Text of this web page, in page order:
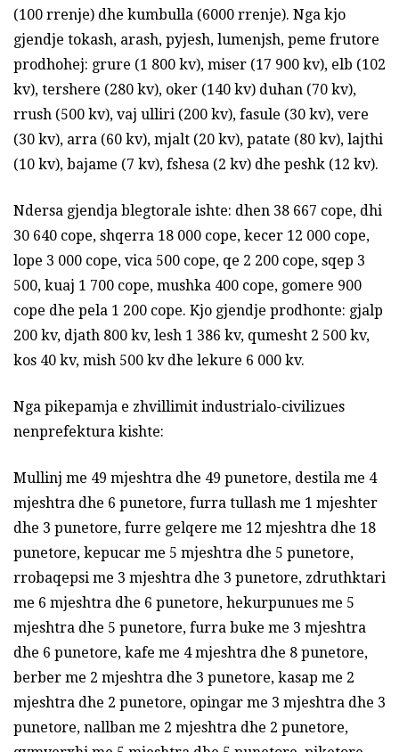
(100 rrenje) dhe kumbulla (6000 rrenje). Nga kjo
gjendje tokash, arash, pyjesh, lumenjsh, peme frutore
prodhohej: grure (1 800 kv), miser (17 900 kv), elb (102
kv), tershere (280 kv), oker (140 kv) duhan (70 kv),
rrush (500 kv), vaj ulliri (200 kv), fasule (30 kv), vere
(30 kv), arra (60 kv), mjalt (20 kv), patate (80 kv), lajthi
(10 kv), bajame (7 kv), fshesa (2 kv) dhe peshk (12 kv).
Ndersa gjendja blegtorale ishte: dhen 38 667 cope, dhi
30 640 cope, shqerra 18 000 cope, kecer 12 000 cope,
lope 3 000 cope, vica 500 cope, qe 2 200 cope, sqep 3
500, kuaj 1 700 cope, mushka 400 cope, gomere 900
cope dhe pela 1 200 cope. Kjo gjendje prodhonte: gjalp
200 kv, djath 800 kv, lesh 1 386 kv, qumesht 2 500 kv,
kos 40 kv, mish 500 kv dhe lekure 6 000 kv.
Nga pikepamja e zhvillimit industrialo-civilizues
nenprefektura kishte:
Mullinj me 49 mjeshtra dhe 49 punetore, destila me 4
mjeshtra dhe 6 punetore, furra tullash me 1 mjeshter
dhe 3 punetore, furre gelqere me 12 mjeshtra dhe 18
punetore, kepucar me 5 mjeshtra dhe 5 punetore,
rrobaqepsi me 3 mjeshtra dhe 3 punetore, zdruthktari
me 6 mjeshtra dhe 6 punetore, hekurpunues me 5
mjeshtra dhe 5 punetore, furra buke me 3 mjeshtra
dhe 6 punetore, kafe me 4 mjeshtra dhe 8 punetore,
berber me 2 mjeshtra dhe 3 punetore, kasap me 2
mjeshtra dhe 2 punetore, opingar me 3 mjeshtra dhe 3
punetore, nallban me 2 mjeshtra dhe 2 punetore,